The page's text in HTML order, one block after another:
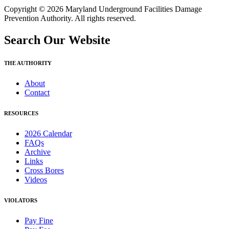
Copyright © 2026 Maryland Underground Facilities Damage
Prevention Authority. All rights reserved.
Search Our Website
THE AUTHORITY
About
Contact
RESOURCES
2026 Calendar
FAQs
Archive
Links
Cross Bores
Videos
VIOLATORS
Pay Fine